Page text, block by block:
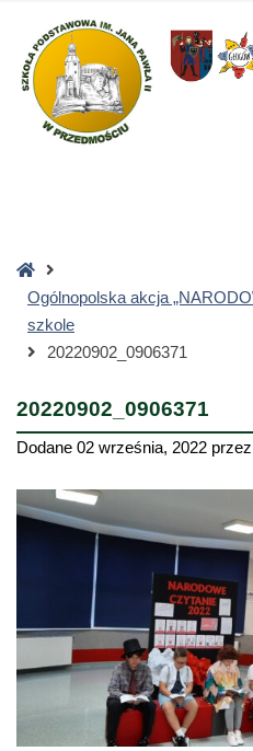
Szkoła
Podstawowa
Strona
główna
Ogólnopolska akcja
szkole
20220902_0906371
20220902_0906371
Dodane 02 września, 2022 przez